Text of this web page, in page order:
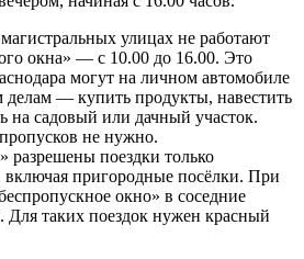
улицах не работают
окна» — с 10.00 до 16.00. Это
могут на личном автомобиле
— купить продукты, навестить
на садовый или дачный участок.
не нужно.
разрешены поездки только
включая пригородные посёлки. При
окно» в соседние
Для таких поездок нужен красный